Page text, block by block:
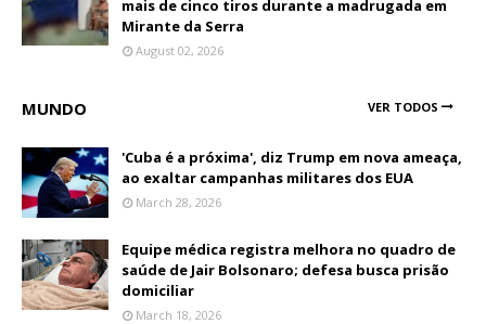
mais de cinco tiros durante a madrugada em
Mirante da Serra
August 02, 2026
MUNDO VER TODOS
'Cuba é a próxima', diz Trump em nova ameaça,
ao exaltar campanhas militares dos EUA
March 28, 2026
Equipe médica registra melhora no quadro de
saúde de Jair Bolsonaro; defesa busca prisão
domiciliar
March 18, 2026